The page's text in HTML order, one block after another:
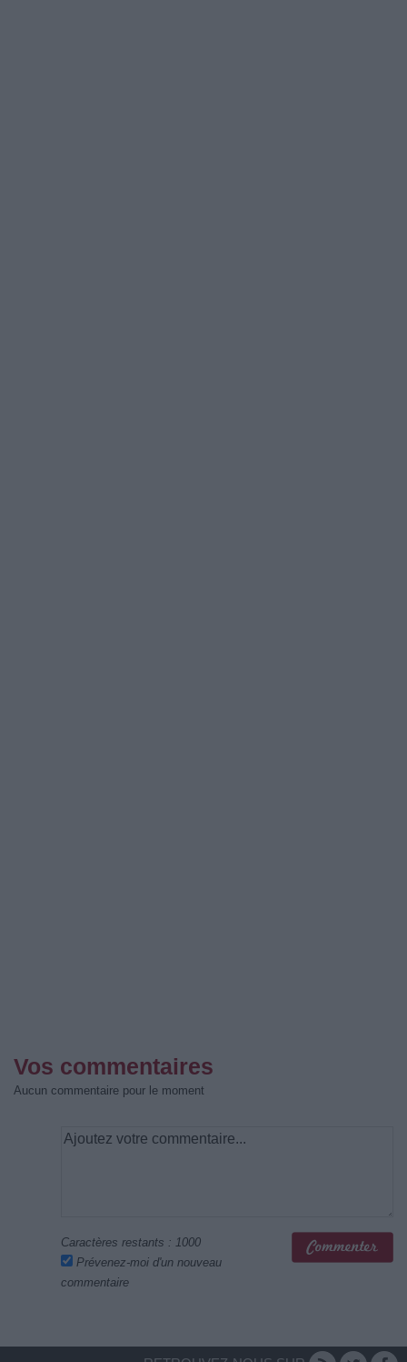
Vos commentaires
Aucun commentaire pour le moment
Caractères restants : 1000
Prévenez-moi d'un nouveau
commentaire